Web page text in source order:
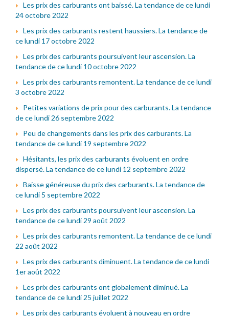
Les prix des carburants ont baissé. La tendance de ce lundi
24 octobre 2022
Les prix des carburants restent haussiers. La tendance de
ce lundi 17 octobre 2022
Les prix des carburants poursuivent leur ascension. La
tendance de ce lundi 10 octobre 2022
Les prix des carburants remontent. La tendance de ce lundi
3 octobre 2022
Petites variations de prix pour des carburants. La tendance
de ce lundi 26 septembre 2022
Peu de changements dans les prix des carburants. La
tendance de ce lundi 19 septembre 2022
Hésitants, les prix des carburants évoluent en ordre
dispersé. La tendance de ce lundi 12 septembre 2022
Baisse généreuse du prix des carburants. La tendance de
ce lundi 5 septembre 2022
Les prix des carburants poursuivent leur ascension. La
tendance de ce lundi 29 août 2022
Les prix des carburants remontent. La tendance de ce lundi
22 août 2022
Les prix des carburants diminuent. La tendance de ce lundi
1er août 2022
Les prix des carburants ont globalement diminué. La
tendance de ce lundi 25 juillet 2022
Les prix des carburants évoluent à nouveau en ordre